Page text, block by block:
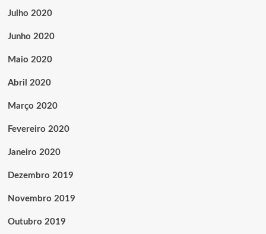
Julho 2020
Junho 2020
Maio 2020
Abril 2020
Março 2020
Fevereiro 2020
Janeiro 2020
Dezembro 2019
Novembro 2019
Outubro 2019